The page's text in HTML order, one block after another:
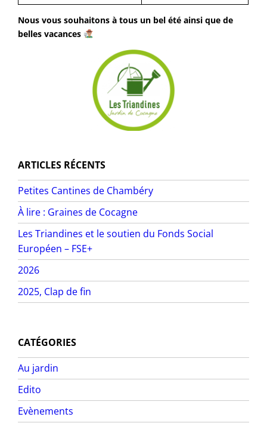
Nous vous souhaitons à tous un bel été ainsi que de
belles vacances
ARTICLES RÉCENTS
Petites Cantines de Chambéry
À lire : Graines de Cocagne
Les Triandines et le soutien du Fonds Social
Européen – FSE+
2026
2025, Clap de fin
CATÉGORIES
Au jardin
Edito
Evènements